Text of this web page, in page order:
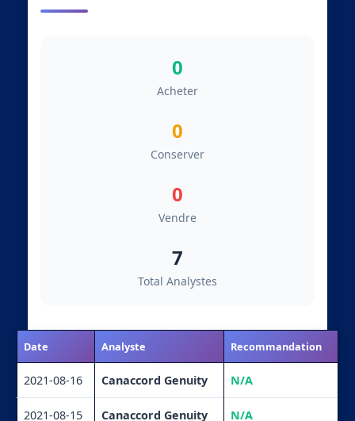
0
Acheter
0
Conserver
0
Vendre
7
Total Analystes
Date Analyste Recommandation
2021-08-16 Canaccord Genuity N/A
2021-08-15 Canaccord Genuity N/A